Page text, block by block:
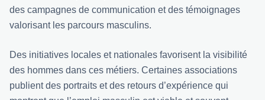
des campagnes de communication et des témoignages
valorisant les parcours masculins.
Des initiatives locales et nationales favorisent la visibilité
des hommes dans ces métiers. Certaines associations
publient des portraits et des retours d’expérience qui